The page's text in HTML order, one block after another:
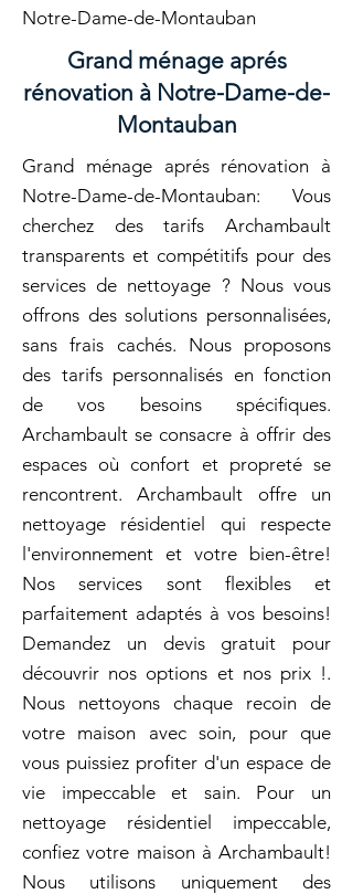
Notre-Dame-de-Montauban
Grand ménage aprés
rénovation à Notre-Dame-de-
Montauban
Grand ménage aprés rénovation à
Notre-Dame-de-Montauban: Vous
cherchez des tarifs Archambault
transparents et compétitifs pour des
services de nettoyage ? Nous vous
offrons des solutions personnalisées,
sans frais cachés. Nous proposons
des tarifs personnalisés en fonction
de vos besoins spécifiques.
Archambault se consacre à offrir des
espaces où confort et propreté se
rencontrent. Archambault offre un
nettoyage résidentiel qui respecte
l'environnement et votre bien-être!
Nos services sont flexibles et
parfaitement adaptés à vos besoins!
Demandez un devis gratuit pour
découvrir nos options et nos prix !.
Nous nettoyons chaque recoin de
votre maison avec soin, pour que
vous puissiez profiter d'un espace de
vie impeccable et sain. Pour un
nettoyage résidentiel impeccable,
confiez votre maison à Archambault!
Nous utilisons uniquement des